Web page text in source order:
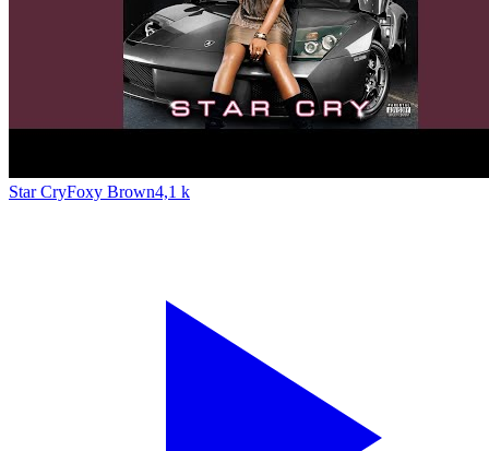
Star CryFoxy Brown4,1 k